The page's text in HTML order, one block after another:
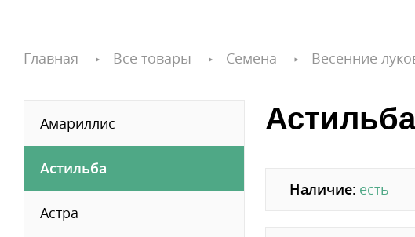
Главная Все товары Семена Весенние
Амариллис
Астильба
Астра
Наличие: есть